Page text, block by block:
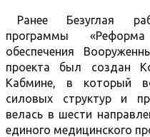
Ранее Безуглая
программы
обеспечения
проекта был создан
Кабмине, в который
силовых структур и
велась в шести
единого медицинского